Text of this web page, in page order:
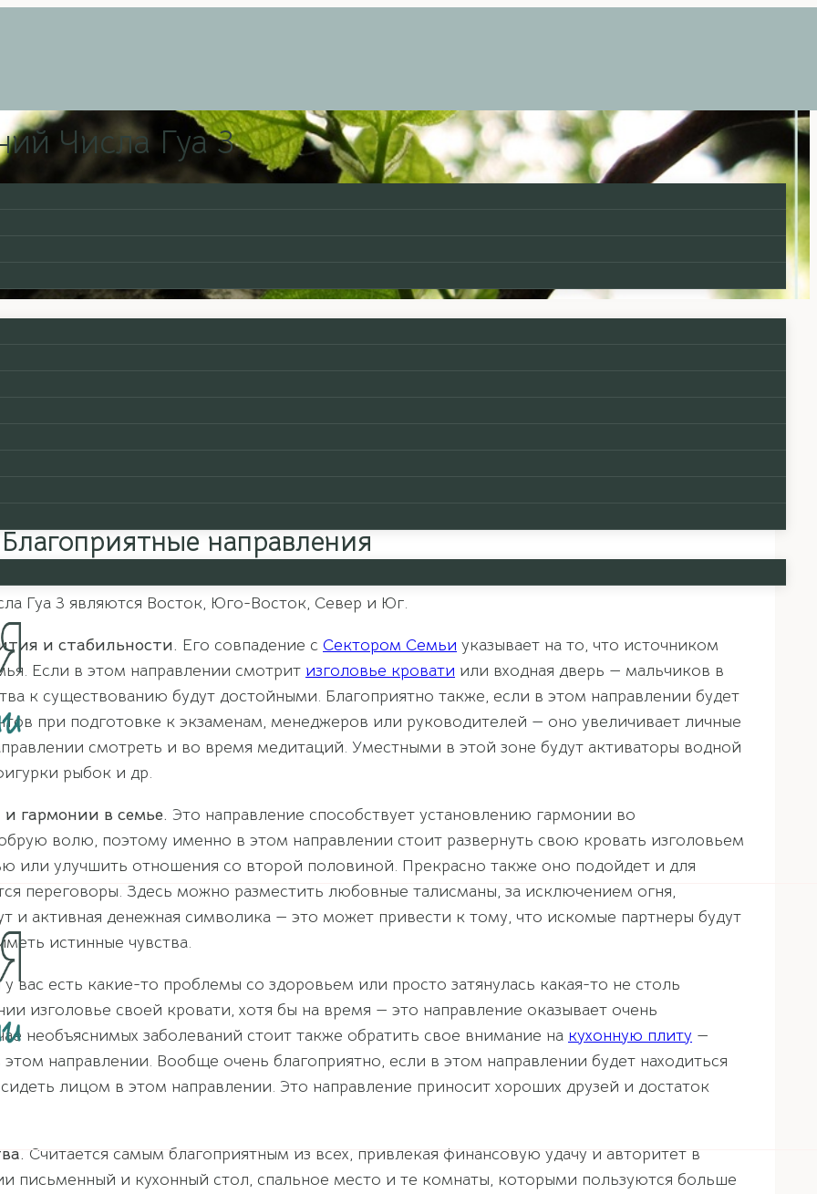
Числа Гуа 3
являются характеристики персональных направлений, которые могут принести
различных областях жизни. Ну что, приступим!
Благоприятные направления
Гуа 3 являются Восток, Юго-Восток, Север и Юг.
и стабильности. Его совпадение с Сектором Семьи указывает на то, что источником
Если в этом направлении смотрит изголовье кровати или входная дверь — мальчиков в
к существованию будут достойными. Благоприятно также, если в этом направлении будет
при подготовке к экзаменам, менеджеров или руководителей — оно увеличивает личные
смотреть и во время медитаций. Уместными в этой зоне будут активаторы водной
рыбок и др.
гармонии в семье. Это направление способствует установлению гармонии во
волю, поэтому именно в этом направлении стоит развернуть свою кровать изголовьем
или улучшить отношения со второй половиной. Прекрасно также оно подойдет и для
переговоры. Здесь можно разместить любовные талисманы, за исключением огня,
и активная денежная символика — это может привести к тому, что искомые партнеры будут
истинные чувства.
у вас есть какие-то проблемы со здоровьем или просто затянулась какая-то не столь
изголовье своей кровати, хотя бы на время — это направление оказывает очень
необъяснимых заболеваний стоит также обратить свое внимание на кухонную плиту —
направлении. Вообще очень благоприятно, если в этом направлении будет находиться
лицом в этом направлении. Это направление приносит хороших друзей и достаток
Считается самым благоприятным из всех, привлекая финансовую удачу и авторитет в
письменный и кухонный стол, спальное место и те комнаты, которыми пользуются больше